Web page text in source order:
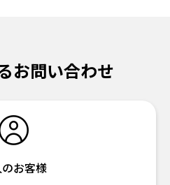
お問い合わせ
お客様